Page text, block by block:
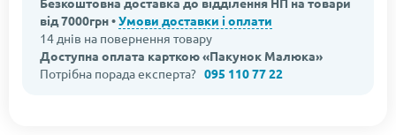
від 7000грн •Умови доставки і оплати
14 днів на повернення товару
Доступна оплата карткою «Пакунок Малюка»
Потрібна порада експерта? 095 110 77 22